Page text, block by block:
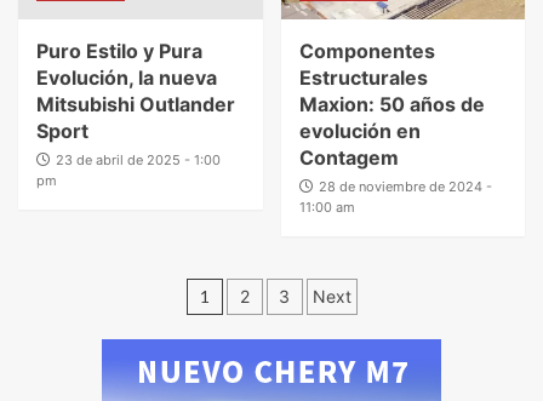
Puro Estilo y Pura
Evolución, la nueva
Mitsubishi Outlander
Sport
23 de abril de 2025 - 1:00
pm
Componentes
Estructurales
Maxion: 50 años de
evolución en
Contagem
28 de noviembre de 2024 -
11:00 am
1 2 3 Next